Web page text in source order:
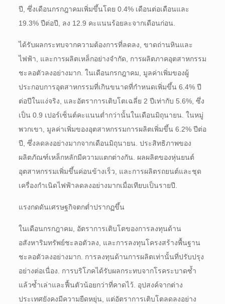
ปี, ซึ่งเดือนกรกฎาคมเพิ่มขึ้นโดย 0.4% เดือนต่อเดือนและ
19.3% ปีต่อปี, ลง 12.9 คะแนนร้อยละจากเดือนก่อน.
ได้รับผลกระทบจากความต้องการที่ลดลง, ขาดถ่านหินและ
ไฟฟ้า, และการผลิตเหล็กอย่างจำกัด, การผลิตภาคอุตสาหกรรม
ชะลอตัวลงอย่างมาก. ในเดือนกรกฎาคม, มูลค่าเพิ่มของผู้
ประกอบการอุตสาหกรรมที่เกินขนาดที่กำหนดเพิ่มขึ้น 6.4% ปี
ต่อปีในแง่จริง, และอัตราการเติบโตเฉลี่ย 2 ปีเท่ากับ 5.6%, ซึ่ง
เป็น 0.9 เปอร์เซ็นต์คะแนนต่ำกว่านั้นในเดือนมิถุนายน. ในหมู่
พวกเขา, มูลค่าเพิ่มของอุตสาหกรรมการผลิตเพิ่มขึ้น 6.2% ปีต่อ
ปี, ซึ่งลดลงอย่างมากจากเดือนมิถุนายน. ประสิทธิภาพของ
ผลิตภัณฑ์เหล็กหลักมีความแตกต่างกัน. ผลผลิตของหุ่นยนต์
อุตสาหกรรมเพิ่มขึ้นค่อนข้างเร็ว, และการผลิตรถยนต์และชุด
เครื่องกำเนิดไฟฟ้าลดลงอย่างมากเมื่อเทียบเป็นรายปี.
แรงกดดันเศรษฐกิจตกต่ำปรากฏขึ้น
ในเดือนกรกฎาคม, อัตราการเติบโตของการลงทุนด้าน
อสังหาริมทรัพย์ชะลอตัวลง, และการลงทุนโครงสร้างพื้นฐาน
ชะลอตัวลงอย่างมาก. การลงทุนด้านการผลิตเท่านั้นที่ปรับปรุง
อย่างต่อเนื่อง. การบริโภคได้รับผลกระทบจากโรคระบาดซ้ำ
แล้วซ้ำเล่าและฟื้นตัวน้อยกว่าที่คาดไว้. อุปสงค์จากต่าง
ประเทศยังคงมีความยืดหยุ่น, แต่อัตราการเติบโตลดลงอย่าง